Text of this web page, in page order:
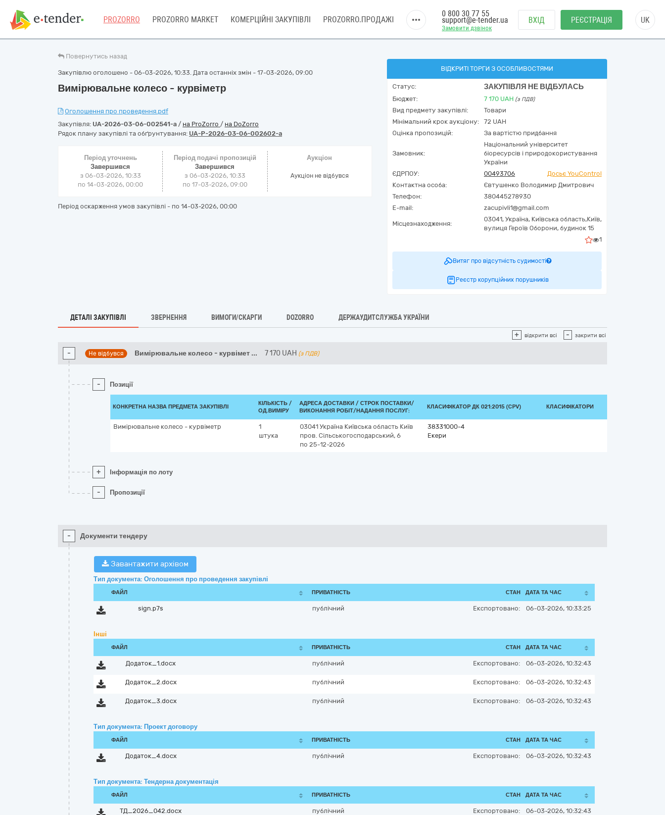
PROZORRO PROZORRO MARKET КОМЕРЦІЙНІ ЗАКУПІВЛІ PROZORRO.ПРОДАЖІ
Замовити дзвінок
0 800 30 77 55
support@e-tender.ua ВХІД РЕЄСТРАЦІЯ UK
Повернутись назад
Закупівлю оголошено - 06-03-2026, 10:33. Дата останніх змін - 17-03-2026, 09:00
Вимірювальне колесо - курвіметр
Оголошення про проведення.pdf
Закупівля: UA-2026-03-06-002541-a / на ProZorro / на DoZorro
Рядок плану закупівлі та обґрунтування: UA-P-2026-03-06-002602-a
Період уточнень
Завершився
з 06-03-2026, 10:33
по 14-03-2026, 00:00
Період подачі пропозицій
Завершився
з 06-03-2026, 10:33
по 17-03-2026, 09:00
Аукціон
Аукціон не відбувся
Період оскарження умов закупівлі - по 14-03-2026, 00:00
ВІДКРИТІ ТОРГИ З ОСОБЛИВОСТЯМИ
Статус: ЗАКУПІВЛЯ НЕ ВІДБУЛАСЬ
Бюджет: 7 170 UAH (з ПДВ)
Вид предмету закупівлі:
Товари
Мінімальний крок аукціону:
72 UAH
Оцінка пропозицій:
За вартістю придбання
Замовник:
Національний університет
біоресурсів і природокористування
України
ЄДРПОУ:
00493706
Досьє YouControl
Контактна особа:
Євтушенко Володимир Дмитрович
Телефон:
380445278930
E-mail:
zacupivli1@gmail.com
Місцезнаходження:
03041, Україна, Київська область,Київ,
вулиця Героїв Оборони, будинок 15
1
Витяг про відсутність судимості
Реєстр корупційних порушників
ДЕТАЛІ ЗАКУПІВЛІ ЗВЕРНЕННЯ ВИМОГИ/СКАРГИ DOZORRO ДЕРЖАУДИТСЛУЖБА УКРАЇНИ
+ відкрити всі - закрити всі
- Не відбувся Вимірювальне колесо - курвімет ... 7 170 UAH (з ПДВ)
- Позиції
КОНКРЕТНА НАЗВА ПРЕДМЕТА ЗАКУПІВЛІ
КІЛЬКІСТЬ /
ОД.ВИМІРУ
АДРЕСА ДОСТАВКИ / СТРОК ПОСТАВКИ/
ВИКОНАННЯ РОБІТ/НАДАННЯ ПОСЛУГ:
КЛАСИФІКАТОР ДК 021:2015 (CPV) КЛАСИФІКАТОРИ
Вимірювальне колесо - курвіметр
1
штука
03041 Україна Київська область Київ
пров. Сільськогосподарський, 6
по 25-12-2026
38331000-4
Екери
+ Інформація по лоту
- Пропозиції
- Документи тендеру
Завантажити архівом
Тип документа: Оголошення про проведення закупівлі
ФАЙЛ ПРИВАТНІСТЬ СТАН ДАТА ТА ЧАС
sign.p7s публічний Експортовано: 06-03-2026, 10:33:25
Інші
ФАЙЛ ПРИВАТНІСТЬ СТАН ДАТА ТА ЧАС
Додаток_1.docx публічний Експортовано: 06-03-2026, 10:32:43
Додаток_2.docx публічний Експортовано: 06-03-2026, 10:32:43
Додаток_3.docx публічний Експортовано: 06-03-2026, 10:32:43
Тип документа: Проект договору
ФАЙЛ ПРИВАТНІСТЬ СТАН ДАТА ТА ЧАС
Додаток_4.docx публічний Експортовано: 06-03-2026, 10:32:43
Тип документа: Тендерна документація
ФАЙЛ ПРИВАТНІСТЬ СТАН ДАТА ТА ЧАС
ТД_2026_042.docx публічний Експортовано: 06-03-2026, 10:32:43